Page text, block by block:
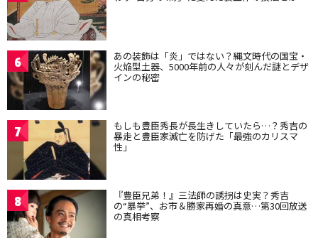
6 あの装飾は「炎」ではない？縄文時代の国宝・
火焔型土器、5000年前の人々が刻んだ謎とデザ
インの秘密
7 もしも豊臣秀長が長生きしていたら…？秀吉の
暴走と豊臣家滅亡を防げた「最強のカリスマ
性」
8 『豊臣兄弟！』三法師の誘拐は史実？秀吉
の“暴挙”、お市＆勝家再婚の真意…第30回放送
の真相考察